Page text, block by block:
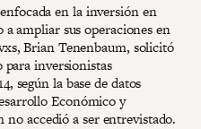
en la inversión en
a ampliar sus operaciones en
Brian Tenenbaum, solicitó
inversionistas
según la base de datos
Económico y
accedió a ser entrevistado.